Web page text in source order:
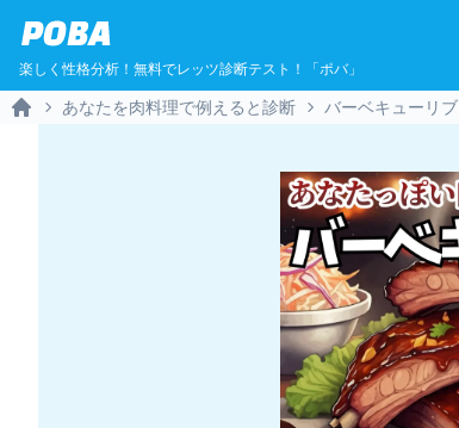
POBA
楽しく性格分析！無料でレッツ診断テスト！「ポバ」
あなたを肉料理で例えると診断 バーベキューリブ